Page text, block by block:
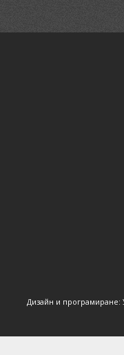
Дизайн и програмиране: